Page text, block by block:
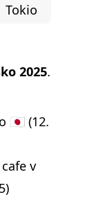
Tokio
2025.
🇯🇵 (12.
v